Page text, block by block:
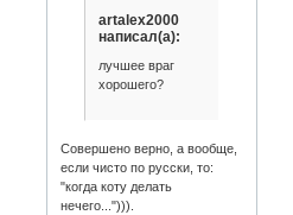
artalex2000
написал(а):
лучшее враг
хорошего?
Совершено верно, а вообще,
если чисто по русски, то:
"когда коту делать
нечего..."))).